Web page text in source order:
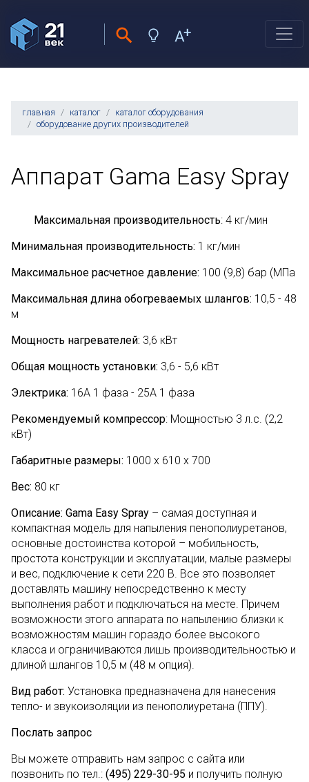
главная каталог
каталог оборудования
оборудование других производителей
Аппарат Gama Easy Spray
Максимальная производительность: 4 кг/мин
Минимальная производительность: 1 кг/мин
Максимальное расчетное давление: 100 (9,8) бар (МПа
Максимальная длина обогреваемых шлангов: 10,5 - 48
м
Мощность нагревателей: 3,6 кВт
Общая мощность установки: 3,6 - 5,6 кВт
Электрика: 16А 1 фаза - 25А 1 фаза
Рекомендуемый компрессор: Мощностью 3 л.с. (2,2
кВт)
Габаритные размеры: 1000 х 610 х 700
Вес: 80 кг
Описание: Gama Easy Spray – самая доступная и
компактная модель для напыления пенополиуретанов,
основные достоинства которой – мобильность,
простота конструкции и эксплуатации, малые размеры
и вес, подключение к сети 220 В. Все это позволяет
доставлять машину непосредственно к месту
выполнения работ и подключаться на месте. Причем
возможности этого аппарата по напылению близки к
возможностям машин гораздо более высокого
класса и ограничиваются лишь производительностью и
длиной шлангов 10,5 м (48 м опция).
Вид работ: Установка предназначена для нанесения
тепло- и звукоизоляции из пенополиуретана (ППУ).
Послать запрос
Вы можете отправить нам запрос с сайта или
позвонить по тел.: (495) 229-30-95 и получить полную